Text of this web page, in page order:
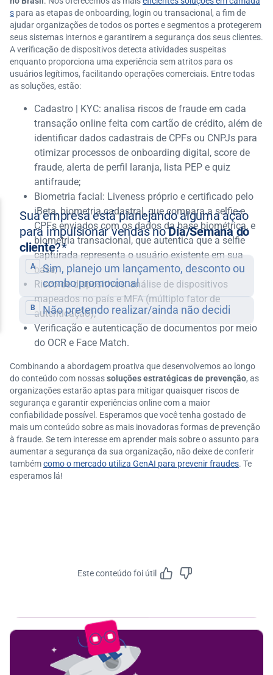
s para as etapas de onboarding, login ou transacional, a fim de
ajudar organizações de todos os portes e segmentos a protegerem
seus sistemas internos e garantirem a segurança dos seus clientes.
A verificação de dispositivos detecta atividades suspeitas
enquanto proporciona uma experiência sem atritos para os
usuários legítimos, facilitando operações comerciais. Entre todas
as soluções, estão:
Cadastro | KYC: analisa riscos de fraude em cada
transação online feita com cartão de crédito, além de
identificar dados cadastrais de CPFs ou CNPJs para
otimizar processos de onboarding digital, score de
fraude, alerta de perfil laranja, lista PEP e quiz
antifraude;
Biometria facial: Liveness próprio e certificado pelo
iBeta, biometria cadastral, que compara a selfie e
CPFs enviados com os dados da base biométrica, e
biometria transacional, que autentica que a selfie
capturada representa o usuário existente em sua
base;
Risco de dispositivos: análise de dispositivos
mapeados no país e MFA (múltiplo fator de
autenticação);
Verificação e autenticação de documentos por meio
do OCR e Face Match.
Combinando a abordagem proativa que desenvolvemos ao longo
do conteúdo com nossassoluções estratégicas de prevenção, as
organizações estarão aptas para mitigar quaisquer riscos de
segurança e garantir experiências online com a maior
confiabilidade possível. Esperamos que você tenha gostado de
mais um conteúdo sobre as mais inovadoras formas de prevenção
à fraude. Se tem interesse em aprender mais sobre o assunto para
aumentar a segurança da sua organização, não deixe de conferir
tambémcomo o mercado utiliza GenAI para prevenir fraudes. Te
esperamos lá!
Este conteúdo foi útil